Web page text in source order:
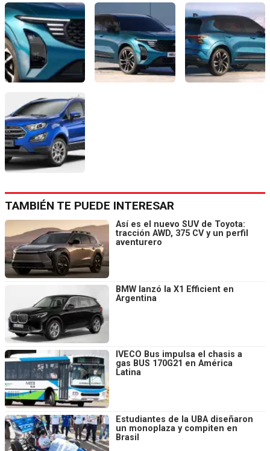
TAMBIÉN TE PUEDE INTERESAR
Así es el nuevo SUV de Toyota:
tracción AWD, 375 CV y un perfil
aventurero
BMW lanzó la X1 Efficient en
Argentina
IVECO Bus impulsa el chasis a
gas BUS 170G21 en América
Latina
Estudiantes de la UBA diseñaron
un monoplaza y compiten en
Brasil